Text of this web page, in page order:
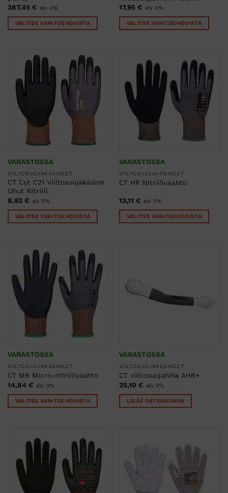
387,45 € alv 0%
VALITSE VAIHTOEHDOISTA
useampi
muunnelma.
tehdä
valinnat
tuotteen
17,95 € alv 0%
VALITSE VAIHTOEHDOISTA
useampi
muunnelma.
Voit
tehdä
valinnat
tuotteen
VARASTOSSA
VIILTOSUOJAKÄSINEET
CT Cut C21 Viiltosuojakäsine
Ohut Nitriili
8,93 € alv 0%
VALITSE VAIHTOEHDOISTA
useampi
muunnelma.
Voit
tehdä
valinnat
tuotteen
VARASTOSSA
VIILTOSUOJAKÄSINEET
CT HR Nitriilivaahto
13,11 € alv 0%
VALITSE VAIHTOEHDOISTA
tehdä
VARASTOSSA
VIILTOSUOJAKÄSINEET
CT MR Micro-nitriilivaahto
14,84 € alv 0%
VALITSE VAIHTOEHDOISTA
useampi
muunnelma.
Voit
tehdä
valinnat
VARASTOSSA
VIILTOSUOJAKÄSINEET
CT viiltosuojahiha AHR+
25,10 € alv 0%
LISÄÄ OSTOSKORIIN